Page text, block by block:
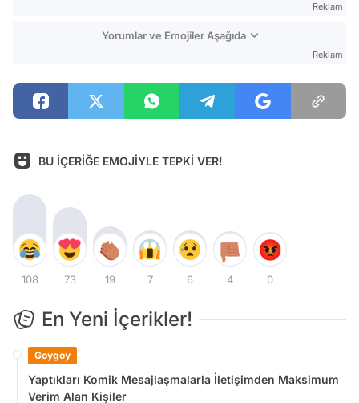
Reklam
Yorumlar ve Emojiler Aşağıda
Reklam
BU İÇERİĞE EMOJİYLE TEPKİ VER!
108 73 19 7 6 4 0
En Yeni İçerikler!
Goygoy
Yaptıkları Komik Mesajlaşmalarla İletişimden Maksimum
Verim Alan Kişiler